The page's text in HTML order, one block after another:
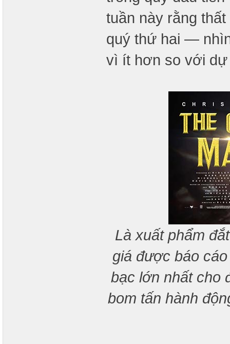
tuần này rằng
quý thứ hai —
vì ít hơn so với
Là xuất phẩm
giá được báo
bạc lớn nhất cho
bom tấn hành